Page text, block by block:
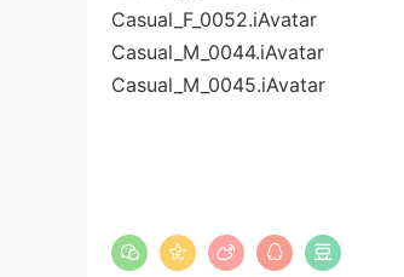
Casual_F_0052.iAvatar
Casual_M_0044.iAvatar
Casual_M_0045.iAvatar